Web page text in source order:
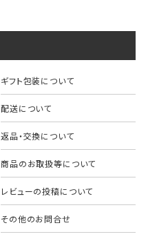
ギフト包装について
配送について
返品・交換について
商品のお取扱等について
レビューの投稿について
その他のお問合せ